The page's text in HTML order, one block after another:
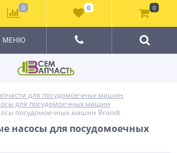
МЕНЮ
для посудомоечных машин
для посудомоечных машин
посудомоечных машин Brandt
насосы для посудомоечных
0 0 0